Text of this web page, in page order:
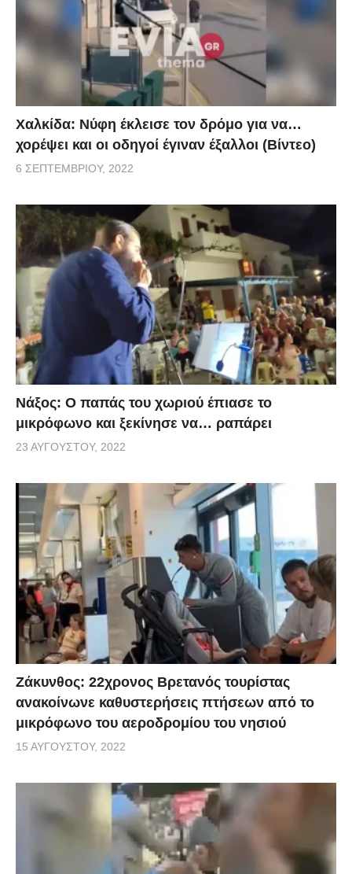
Χαλκίδα: Νύφη έκλεισε τον δρόμο για να…
χορέψει και οι οδηγοί έγιναν έξαλλοι (Βίντεο)
6 ΣΕΠΤΕΜΒΡΊΟΥ, 2022
Νάξος: Ο παπάς του χωριού έπιασε το
μικρόφωνο και ξεκίνησε να… ραπάρει
23 ΑΥΓΟΎΣΤΟΥ, 2022
Ζάκυνθος: 22χρονος Βρετανός τουρίστας
ανακοίνωνε καθυστερήσεις πτήσεων από το
μικρόφωνο του αεροδρομίου του νησιού
15 ΑΥΓΟΎΣΤΟΥ, 2022